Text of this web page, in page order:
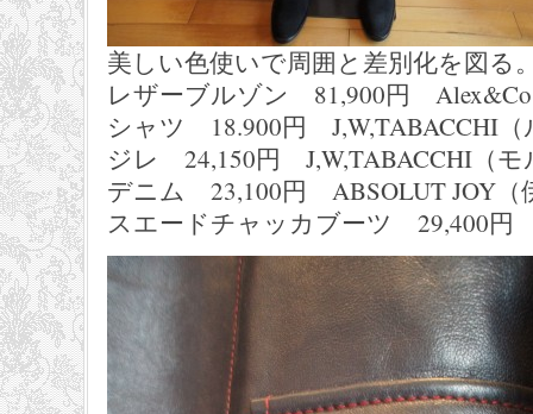
美しい色使いで周囲と差別化を図る
レザーブルゾン 81,900円
シャツ 18.900円 J,W,TABACCHI（
ジレ 24,150円 J,W,TABACCHI（モ
デニム 23,100円 ABSOLUT JOY（
スエードチャッカブーツ 29,400円